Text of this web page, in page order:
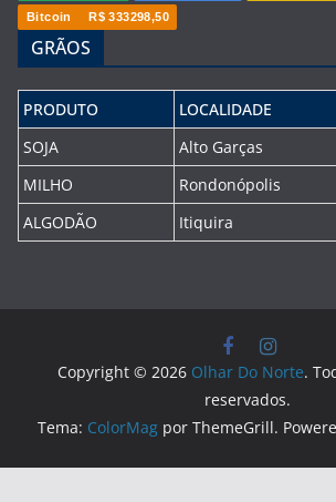
Bitcoin R$ 333298,50
GRÃOS
PRODUTO LOCALIDADE
SOJA
Alto Garças
MILHO
Rondonópolis
ALGODÃO
Itiquira
Copyright © 2026 Olhar Do Norte.
reservados.
Tema: ColorMag por ThemeGrill.